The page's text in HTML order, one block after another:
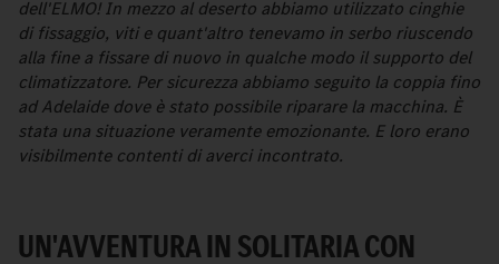
dell'ELMO! In mezzo al deserto abbiamo utilizzato cinghie
di fissaggio, viti e quant'altro tenevamo in serbo riuscendo
alla fine a fissare di nuovo in qualche modo il supporto del
climatizzatore. Per sicurezza abbiamo seguito la coppia fino
ad Adelaide dove è stato possibile riparare la macchina. È
stata una situazione veramente emozionante. E loro erano
visibilmente contenti di averci incontrato.
UN'AVVENTURA IN SOLITARIA CON